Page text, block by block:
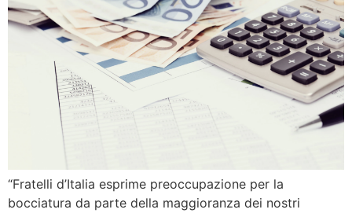
“Fratelli d’Italia esprime preoccupazione per la
bocciatura da parte della maggioranza dei nostri